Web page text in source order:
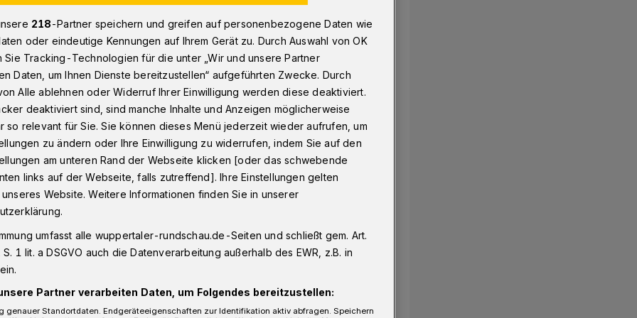
„Wundersamer Besuch“ in Elberfeld
Besuch“ in
beginnen die Proben für das
Besuch” in der Freien evangelischen
Kinder zwischen 6 und 13
und Tanzen, haben sind
218-Partner speichern und greifen auf personenbezogene Daten wie
oder eindeutige Kennungen auf Ihrem Gerät zu. Durch Auswahl von OK
Sie Tracking-Technologien für die unter „Wir und unsere Partner
Daten, um Ihnen Dienste bereitzustellen“ aufgeführten Zwecke. Durch
Alle ablehnen oder Widerruf Ihrer Einwilligung werden diese deaktiviert.
deaktiviert sind, sind manche Inhalte und Anzeigen möglicherweise
so relevant für Sie. Sie können dieses Menü jederzeit wieder aufrufen, um
zu ändern oder Ihre Einwilligung zu widerrufen, indem Sie auf den
am unteren Rand der Webseite klicken [oder das schwebende
links auf der Webseite, falls zutreffend]. Ihre Einstellungen gelten
Website. Weitere Informationen finden Sie in unserer
umfasst alle wuppertaler-rundschau.de-Seiten und schließt gem. Art.
1 lit. a DSGVO auch die Datenverarbeitung außerhalb des EWR, z.B. in
Partner verarbeiten Daten, um Folgendes bereitzustellen:
genauer Standortdaten. Endgeräteeigenschaften zur Identifikation aktiv abfragen. Speichern